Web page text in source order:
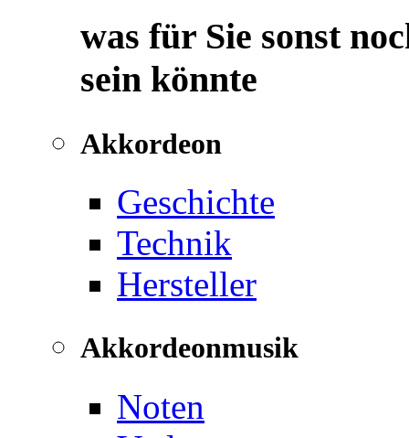
was für Sie sonst
sein könnte
Akkordeon
Geschichte
Technik
Hersteller
Akkordeonmusik
Noten